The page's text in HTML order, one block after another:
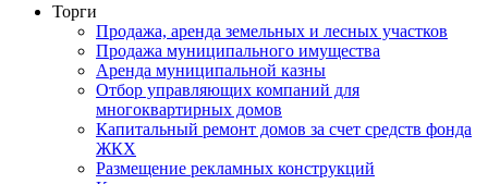
Торги
Продажа, аренда земельных и лесных участков
Продажа муниципального имущества
Аренда муниципальной казны
Отбор управляющих компаний для
многоквартирных домов
Капитальный ремонт домов за счет средств фонда
ЖКХ
Размещение рекламных конструкций